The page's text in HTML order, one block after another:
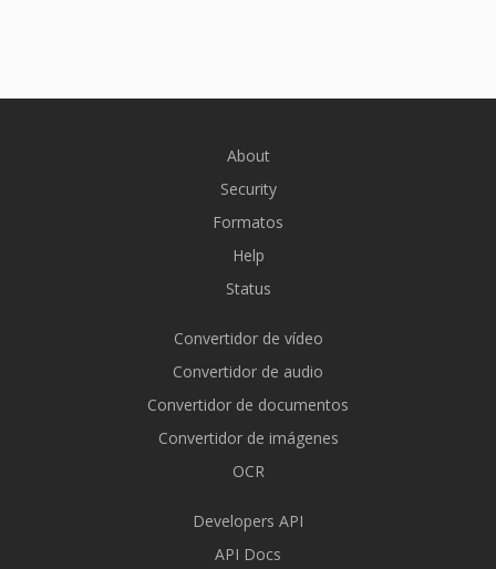
About
Security
Formatos
Help
Status
Convertidor de vídeo
Convertidor de audio
Convertidor de documentos
Convertidor de imágenes
OCR
Developers API
API Docs